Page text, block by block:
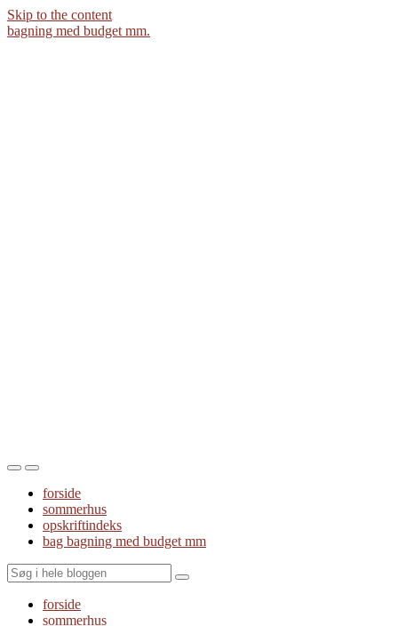
Skip to the content
bagning med budget mm.
Toggle
mobile
menu
Toggle
the
search
field
forside
sommerhus
opskriftindeks
bag bagning med budget mm
Search
forside
sommerhus